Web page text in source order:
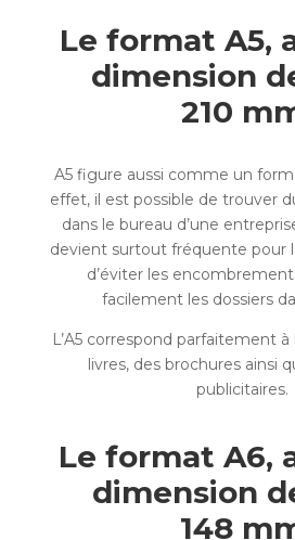
Le format A5,
dimension
210
A5 figure aussi comme un
effet, il est possible de trouver
dans le bureau d’une
devient surtout fréquente pour
d’éviter les
facilement les dossiers
L’A5 correspond parfaitement
livres, des brochures ainsi
publicitaires.
Le format A6,
dimension
148